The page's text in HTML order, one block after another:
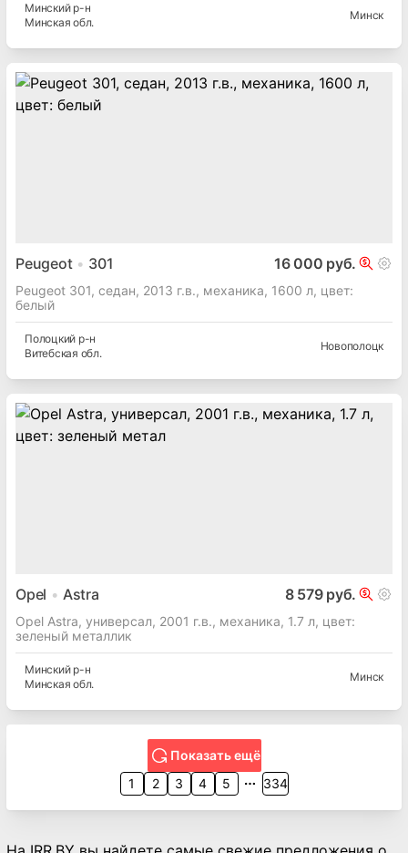
Минскийр-н
Минская обл.
Минск
Peugeot 301 16 000 руб.
Peugeot 301, седан, 2013 г.в., механика, 1600 л, цвет:
белый
Полоцкий р-н
Витебская обл.
Новополоцк
Opel Astra 8 579 руб.
Opel Astra, универсал, 2001 г.в., механика, 1.7 л, цвет:
зеленый металлик
Минскийр-н
Минская обл.
Минск
Показать ещё
1
2 3 4 5 334